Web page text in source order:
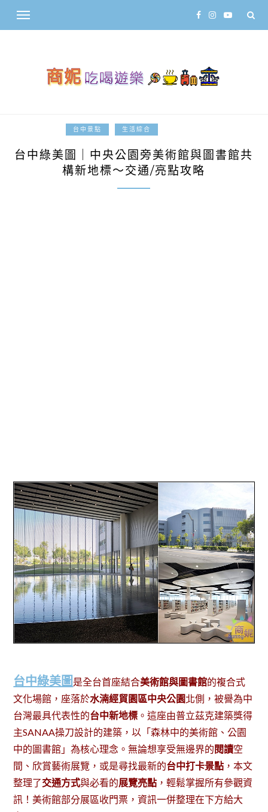
台中景點 生活綜合
台中綠美圖｜中央公園旁美術館與圖書館共
構新地標～交通/亮點攻略
台中綠美圖 是全台首座結合美術館與圖書館的複合式
文化場館，座落於水湳經貿園區中央公園北側，被譽為中
台灣最具代表性的台中新地標 。這座由普立茲克建築獎得
主SANAA操刀設計的建築，以「森林中的美術館、公園
中的圖書館」為核心理念。無論想享受無邊界的閱讀空
間、欣賞藝術展覽，或是尋找最新的台中打卡景點 ，本文
整理了交通方式與必看的展覽亮點 ，輕鬆掌握所有參觀資
訊！美術館部分展區收門票，資訊一併整理在下方給大